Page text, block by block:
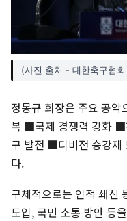
(사진 출처 - 대한축구협
정몽규 회장은 주요 공
복 ■국제 경쟁력 강화 ■
구 발전 ■디비전 승강제
다.
구체적으로는 인적 쇄신
도입, 국민 소통 방안 등